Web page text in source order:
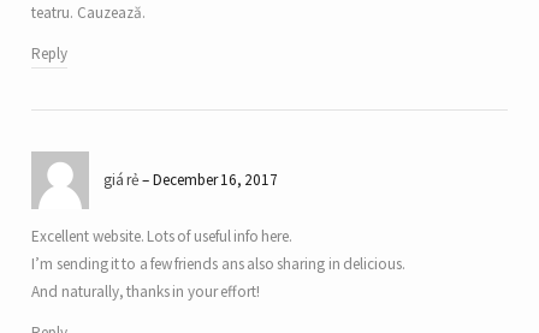
teatru. Cauzează.
Reply
giá rẻ December 16, 2017
Excellent website. Lots of useful info here.
I’m sending it to a few friends ans also sharing in delicious.
And naturally, thanks in your effort!